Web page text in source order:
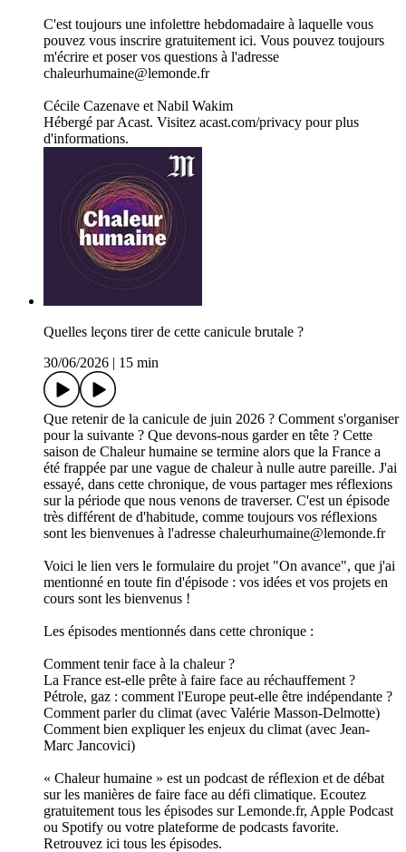
C'est toujours une infolettre hebdomadaire à laquelle vous
pouvez vous inscrire gratuitement ici. Vous pouvez toujours
m'écrire et poser vos questions à l'adresse
chaleurhumaine@lemonde.fr
Cécile Cazenave et Nabil Wakim
Hébergé par Acast. Visitez acast.com/privacy pour plus
d'informations.
Quelles leçons tirer de cette canicule brutale ?
30/06/2026 | 15 min
Que retenir de la canicule de juin 2026 ? Comment s'organiser
pour la suivante ? Que devons-nous garder en tête ? Cette
saison de Chaleur humaine se termine alors que la France a
été frappée par une vague de chaleur à nulle autre pareille. J'ai
essayé, dans cette chronique, de vous partager mes réflexions
sur la période que nous venons de traverser. C'est un épisode
très différent de d'habitude, comme toujours vos réflexions
sont les bienvenues à l'adresse chaleurhumaine@lemonde.fr
Voici le lien vers le formulaire du projet "On avance", que j'ai
mentionné en toute fin d'épisode : vos idées et vos projets en
cours sont les bienvenus !
Les épisodes mentionnés dans cette chronique :
Comment tenir face à la chaleur ?
La France est-elle prête à faire face au réchauffement ?
Pétrole, gaz : comment l'Europe peut-elle être indépendante ?
Comment parler du climat (avec Valérie Masson-Delmotte)
Comment bien expliquer les enjeux du climat (avec Jean-
Marc Jancovici)
« Chaleur humaine » est un podcast de réflexion et de débat
sur les manières de faire face au défi climatique. Ecoutez
gratuitement tous les épisodes sur Lemonde.fr, Apple Podcast
ou Spotify ou votre plateforme de podcasts favorite.
Retrouvez ici tous les épisodes.